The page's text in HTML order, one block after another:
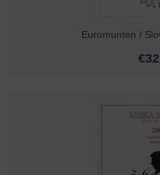
Euromunten /
€